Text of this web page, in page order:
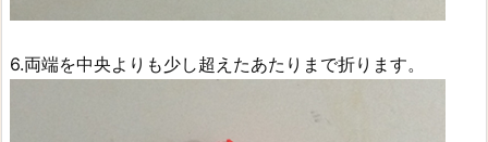
6.両端を中央よりも少し超えたあたりまで折ります。